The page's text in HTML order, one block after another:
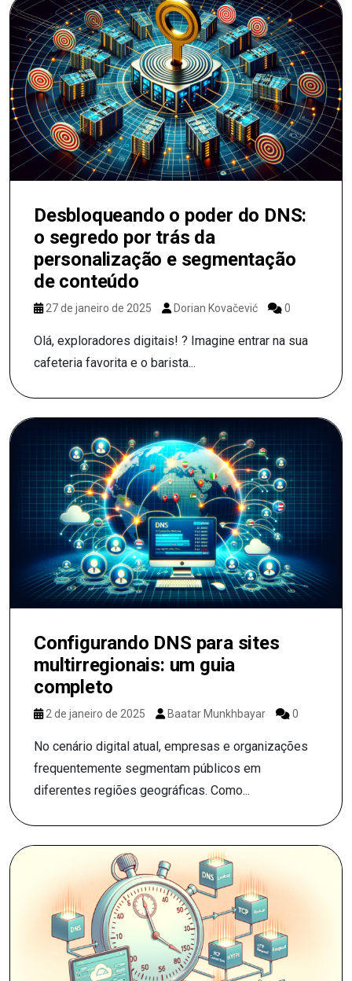
Desbloqueando o poder do DNS:
o segredo por trás da
personalização e segmentação
de conteúdo
27 de janeiro de 2025 Dorian Kovačević 0
Olá, exploradores digitais! ? Imagine entrar na sua
cafeteria favorita e o barista...
Configurando DNS para sites
multirregionais: um guia
completo
2 de janeiro de 2025 Baatar Munkhbayar 0
No cenário digital atual, empresas e organizações
frequentemente segmentam públicos em
diferentes regiões geográficas. Como...